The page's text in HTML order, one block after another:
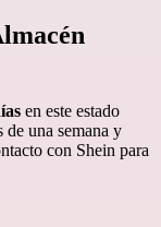
en este estado
de una semana y
con Shein para